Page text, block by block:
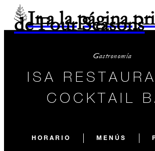
Ir a la página
de Four Seasons
Gastronomía
ISA
COCKTAIL
HORARIO MENÚS